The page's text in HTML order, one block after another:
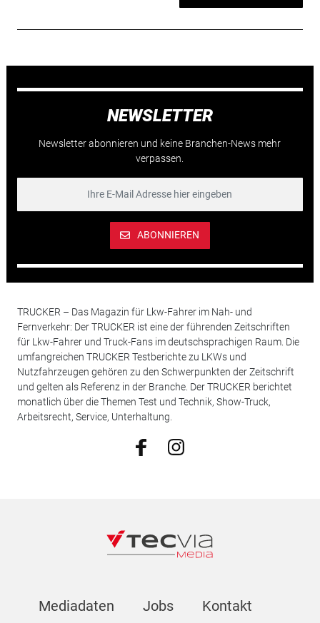
NEWSLETTER
Newsletter abonnieren und keine Branchen-News mehr
verpassen.
ABONNIEREN
TRUCKER – Das Magazin für Lkw-Fahrer im Nah- und
Fernverkehr: Der TRUCKER ist eine der führenden Zeitschriften
für Lkw-Fahrer und Truck-Fans im deutschsprachigen Raum. Die
umfangreichen TRUCKER Testberichte zu LKWs und
Nutzfahrzeugen gehören zu den Schwerpunkten der Zeitschrift
und gelten als Referenz in der Branche. Der TRUCKER berichtet
monatlich über die Themen Test und Technik, Show-Truck,
Arbeitsrecht, Service, Unterhaltung.
Mediadaten Jobs Kontakt